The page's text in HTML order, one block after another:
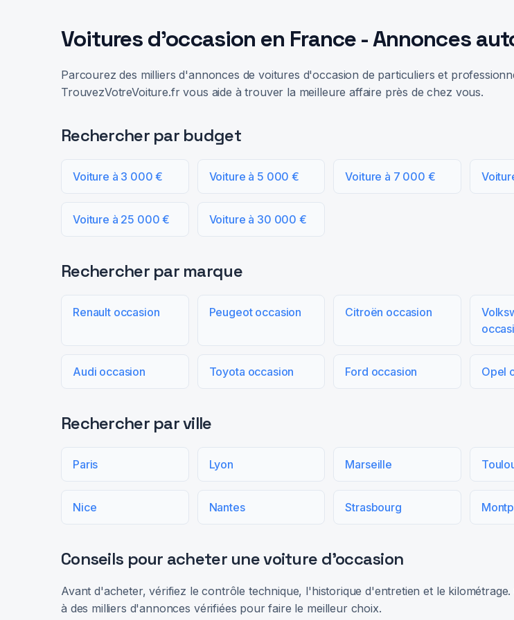
Voitures d'occasion en France - Annonces
Parcourez des milliers d'annonces de voitures d'occasion de particuliers et
TrouvezVotreVoiture.fr vous aide à trouver la meilleure affaire près de chez vous.
Rechercher par budget
Voiture à 3 000 € Voiture à 5 000 € Voiture à 7 000 €
Voiture à 25 000 € Voiture à 30 000 €
Rechercher par marque
Renault occasion Peugeot occasion Citroën occasion
Audi occasion Toyota occasion Ford occasion Opel
Rechercher par ville
Paris Lyon Marseille
Nice Nantes Strasbourg
Conseils pour acheter une voiture d'occasion
Avant d'acheter, vérifiez le contrôle technique, l'historique d'entretien et le
à des milliers d'annonces vérifiées pour faire le meilleur choix.